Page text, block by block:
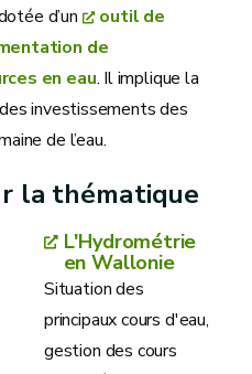
d’un
outil de
de
en eau. Il implique la
investissements des
de l’eau.
la thématique
L'Hydrométrie
en Wallonie
Situation des
principaux cours d'eau,
gestion des cours